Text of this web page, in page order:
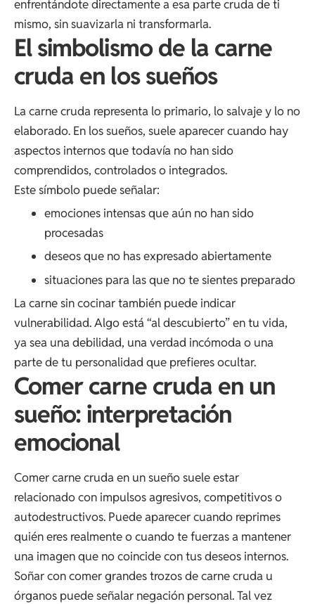
enfrentándote directamente a esa parte cruda de ti
mismo, sin suavizarla ni transformarla.
El simbolismo de la carne
cruda en los sueños
La carne cruda representa lo primario, lo salvaje y lo no
elaborado. En los sueños, suele aparecer cuando hay
aspectos internos que todavía no han sido
comprendidos, controlados o integrados.
Este símbolo puede señalar:
emociones intensas que aún no han sido
procesadas
deseos que no has expresado abiertamente
situaciones para las que no te sientes preparado
La carne sin cocinar también puede indicar
vulnerabilidad. Algo está “al descubierto” en tu vida,
ya sea una debilidad, una verdad incómoda o una
parte de tu personalidad que prefieres ocultar.
Comer carne cruda en un
sueño: interpretación
emocional
Comer carne cruda en un sueño suele estar
relacionado con impulsos agresivos, competitivos o
autodestructivos. Puede aparecer cuando reprimes
quién eres realmente o cuando te fuerzas a mantener
una imagen que no coincide con tus deseos internos.
Soñar con comer grandes trozos de carne cruda u
órganos puede señalar negación personal. Tal vez